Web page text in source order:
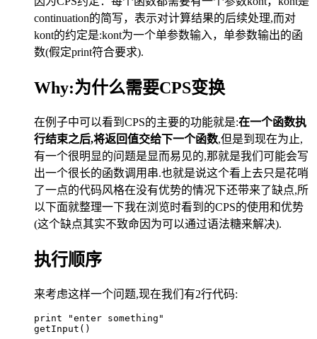
continuation的简写，表示对计算结果的后续处理,而对
kont的约定是:kont为一个单参数输入，单参数输出的函
数(假定print符合要求).
Why:为什么需要CPS变换
在例子中可以看到CPS的主要的功能就是:在一个函数执
行结束之后,将返回值交给下一个函数,但是到现在为止,
有一个很明显的问题是显而易见的,那就是我们可能会写
出一个很长的函数调用串.也就是说这个看上去只是花哨
了一点的代码风格在没有优势的情况下还带来了缺点,所
以下面就整理一下我在浏览时看到的CPS的使用和优势
(这个缺点其实不致命因为可以通过语法糖来解决).
执行顺序
来考虑这样一个问题,现在我们有2行代码:
print "enter something"
getInput()